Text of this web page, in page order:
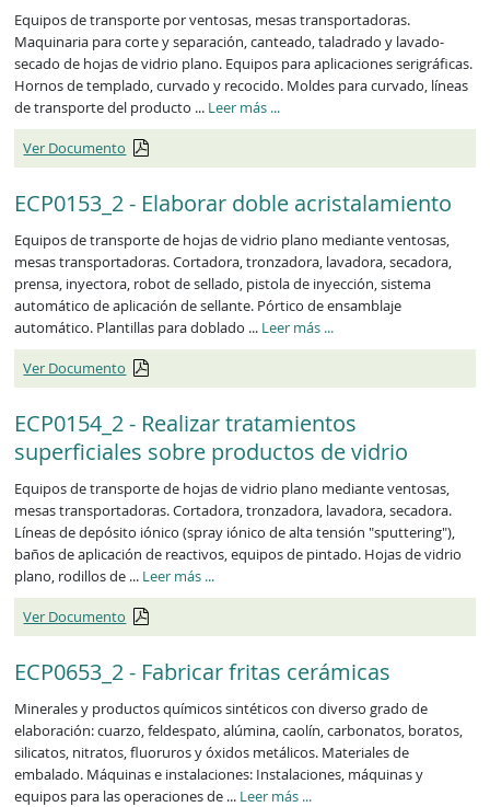
Equipos de transporte por ventosas, mesas transportadoras.
Maquinaria para corte y separación, canteado, taladrado y lavado-
secado de hojas de vidrio plano. Equipos para aplicaciones serigráficas.
Hornos de templado, curvado y recocido. Moldes para curvado, líneas
de transporte del producto ... Leer más ECP0152_2
...
Ver Documento
ECP0153_2 - Elaborar doble acristalamiento
Equipos de transporte de hojas de vidrio plano mediante ventosas,
mesas transportadoras. Cortadora, tronzadora, lavadora, secadora,
prensa, inyectora, robot de sellado, pistola de inyección, sistema
automático de aplicación de sellante. Pórtico de ensamblaje
automático. Plantillas para doblado ... Leer más ECP0153_2
...
Ver Documento
ECP0154_2 - Realizar tratamientos
superficiales sobre productos de vidrio
Equipos de transporte de hojas de vidrio plano mediante ventosas,
mesas transportadoras. Cortadora, tronzadora, lavadora, secadora.
Líneas de depósito iónico (spray iónico de alta tensión "sputtering"),
baños de aplicación de reactivos, equipos de pintado. Hojas de vidrio
plano, rodillos de ... Leer más ECP0154_2
...
Ver Documento
ECP0653_2 - Fabricar fritas cerámicas
Minerales y productos químicos sintéticos con diverso grado de
elaboración: cuarzo, feldespato, alúmina, caolín, carbonatos, boratos,
silicatos, nitratos, fluoruros y óxidos metálicos. Materiales de
embalado. Máquinas e instalaciones: Instalaciones, máquinas y
equipos para las operaciones de ... Leer más ECP0653_2
...